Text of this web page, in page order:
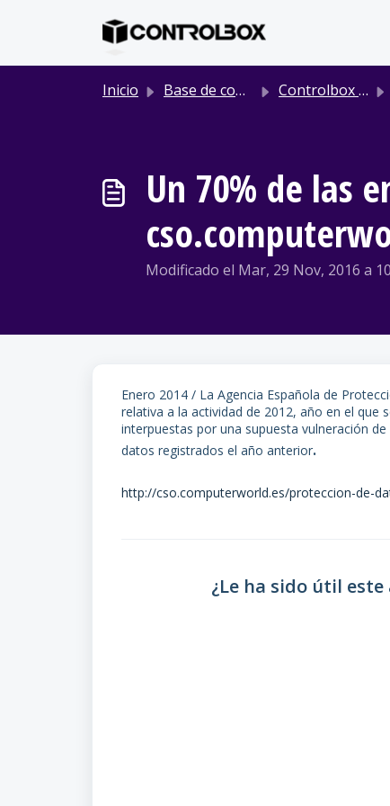
Inicio Base de conocimientos Controlbox | Noticias Prensa
Un 70% de las
Modificado el Mar, 29 Nov, 2016 a
Enero 2014 / La Agencia Española de
relativa a la actividad de 2012, año en el que
interpuestas por una supuesta vulneración
datos registrados el año anterior.
http://cso.computerworld.es/proteccion-de-
¿Le ha sido útil